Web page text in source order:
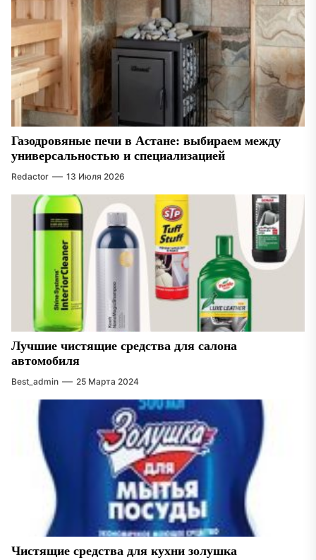
Газодровяные печи в Астане: выбираем между
универсальностью и специализацией
Redactor 13 Июля 2026
Лучшие чистящие средства для салона
автомобиля
Best_admin 25 Марта 2024
Чистящие средства для кухни золушка